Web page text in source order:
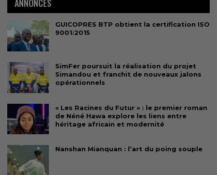
ANNONCES
GUICOPRES BTP obtient la certification ISO
9001:2015
SimFer poursuit la réalisation du projet
Simandou et franchit de nouveaux jalons
opérationnels
« Les Racines du Futur » : le premier roman
de Néné Hawa explore les liens entre
héritage africain et modernité
Nanshan Mianquan : l’art du poing souple